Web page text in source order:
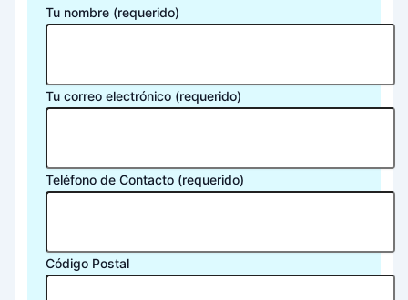
Tu nombre (requerido)
Tu correo electrónico (requerido)
Teléfono de Contacto (requerido)
Código Postal